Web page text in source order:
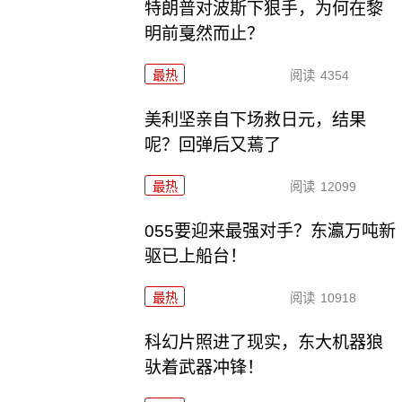
特朗普对波斯下狠手，为何在黎
明前戛然而止？
最热 阅读 4354
美利坚亲自下场救日元，结果
呢？回弹后又蔫了
最热 阅读 12099
055要迎来最强对手？东瀛万吨新
驱已上船台！
最热 阅读 10918
科幻片照进了现实，东大机器狼
驮着武器冲锋！